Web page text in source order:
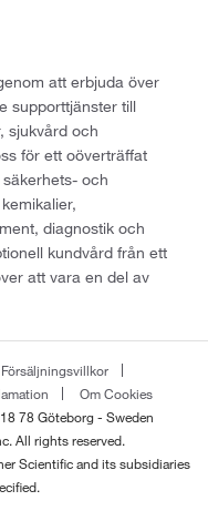
att erbjuda över
supporttjänster till
sjukvård och
för ett oöverträffat
och
diagnostik och
kundvård från ett
att vara en del av
Försäljningsvillkor
Om Cookies
78 Göteborg - Sweden
All rights reserved.
Scientific and its subsidiaries